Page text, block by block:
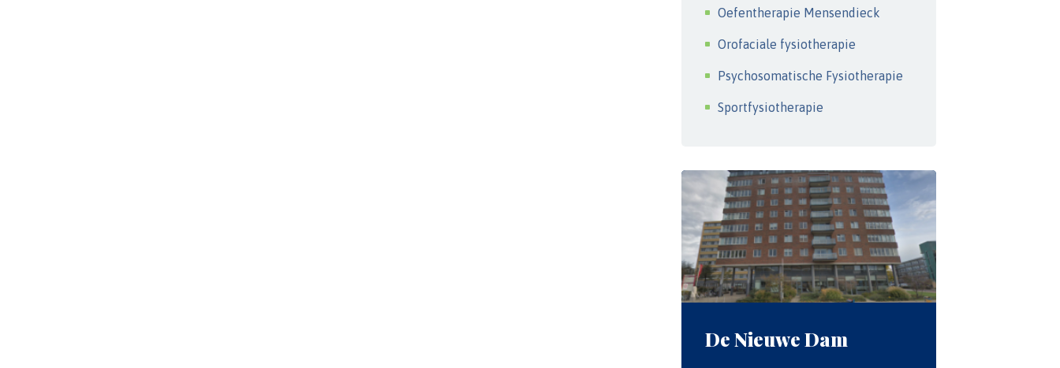
Oefentherapie Mensendieck
Orofaciale fysiotherapie
Psychosomatische Fysiotherapie
Sportfysiotherapie
De Nieuwe Dam